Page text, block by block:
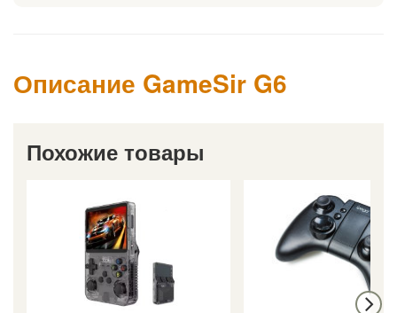
Описание GameSir G6
Похожие товары